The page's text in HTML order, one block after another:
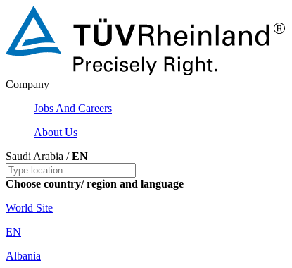
Company
Jobs And Careers
About Us
Saudi Arabia /EN
Choose country/ region and language
World Site
EN
Albania